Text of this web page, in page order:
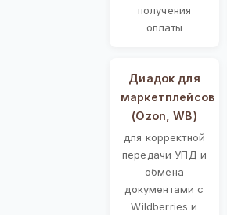
получения
оплаты
Диадок для
маркетплейсов
(Ozon, WB)
для корректной
передачи УПД и
обмена
документами с
Wildberries и